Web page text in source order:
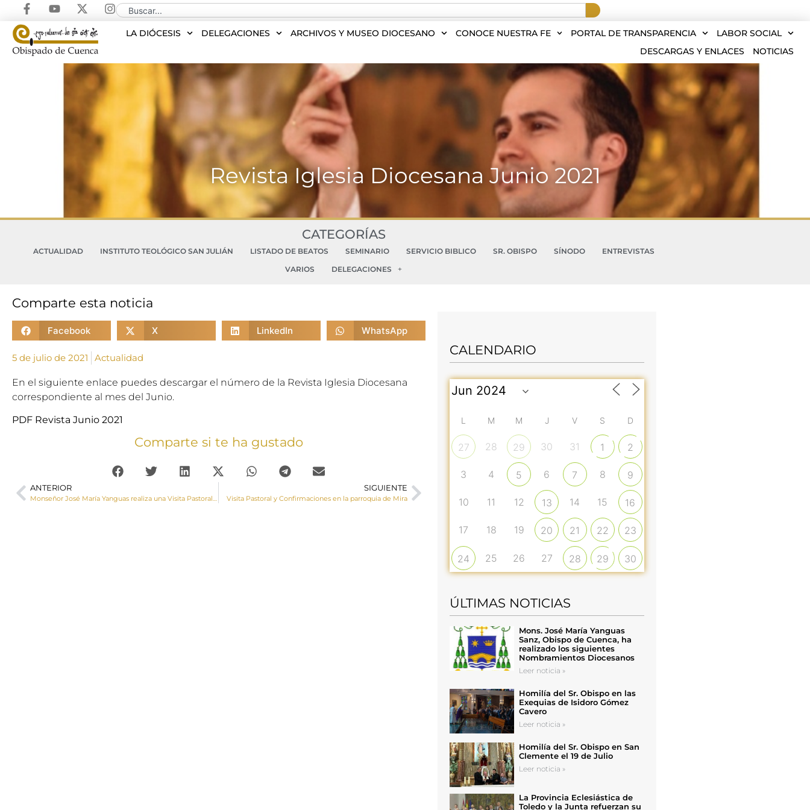
LA DIÓCESIS DELEGACIONES ARCHIVOS Y MUSEO DIOCESANO CONOCE NUESTRA FE PORTAL DE TRANSPARENCIA
LABOR SOCIAL
DESCARGAS Y ENLACES
NOTICIAS
Revista Iglesia Diocesana Junio 2021
CATEGORÍAS
ACTUALIDAD INSTITUTO TEOLÓGICO SAN JULIÁN LISTADO DE BEATOS SEMINARIO SERVICIO BIBLICO SR. OBISPO SÍNODO
ENTREVISTAS
VARIOS
DELEGACIONES
Comparte esta noticia
Facebook X LinkedIn WhatsApp
5 de julio de 2021 Actualidad
En el siguiente enlace puedes descargar el número de la Revista Iglesia Diocesana
correspondiente al mes del Junio.
PDF Revista Junio 2021
Comparte si te ha gustado
ANTERIOR
Monseñor José María Yanguas realiza una Visita Pastoral a Garaballa
SIGUIENTE
Visita Pastoral y Confirmaciones en la parroquia de Mira
CALENDARIO
L M M J V S D
27 28 29 30 31 1 2
3 4 5 6 7 8 9
10 11 12 13 14 15 16
17 18 19 20 21 22 23
24 25 26 27 28 29 30
ÚLTIMAS NOTICIAS
Mons. José María Yanguas
Sanz, Obispo de Cuenca, ha
realizado los siguientes
Nombramientos Diocesanos
Leer noticia »
Homilía del Sr. Obispo en las
Exequias de Isidoro Gómez
Cavero
Leer noticia »
Homilía del Sr. Obispo en San
Clemente el 19 de Julio
Leer noticia »
La Provincia Eclesiástica de
Toledo y la Junta refuerzan su